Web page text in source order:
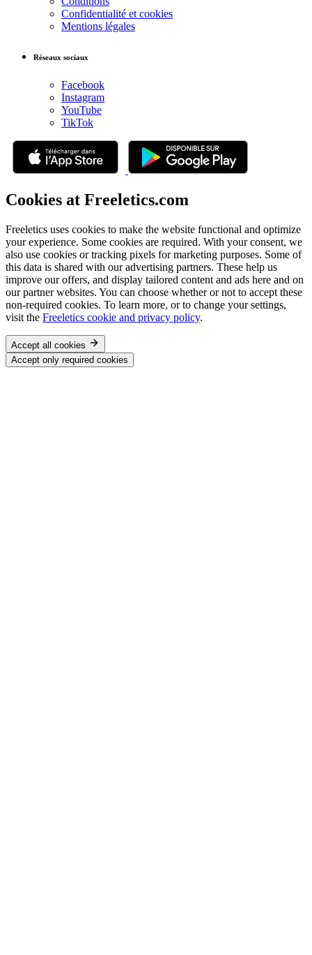
Confidentialité et cookies
Mentions légales
Réseaux sociaux
Facebook
Instagram
YouTube
TikTok
Cookies at Freeletics.com
Freeletics uses cookies to make the website functional and optimize
your experience. Some cookies are required. With your consent, we
also use cookies or tracking pixels for marketing purposes. Some of
this data is shared with our advertising partners. These help us
improve our offers, and display tailored content and ads here and on
our partner websites. You can choose whether or not to accept these
non-required cookies. To learn more, or to change your settings,
visit the Freeletics cookie and privacy policy.
Accept all cookies
Accept only required cookies